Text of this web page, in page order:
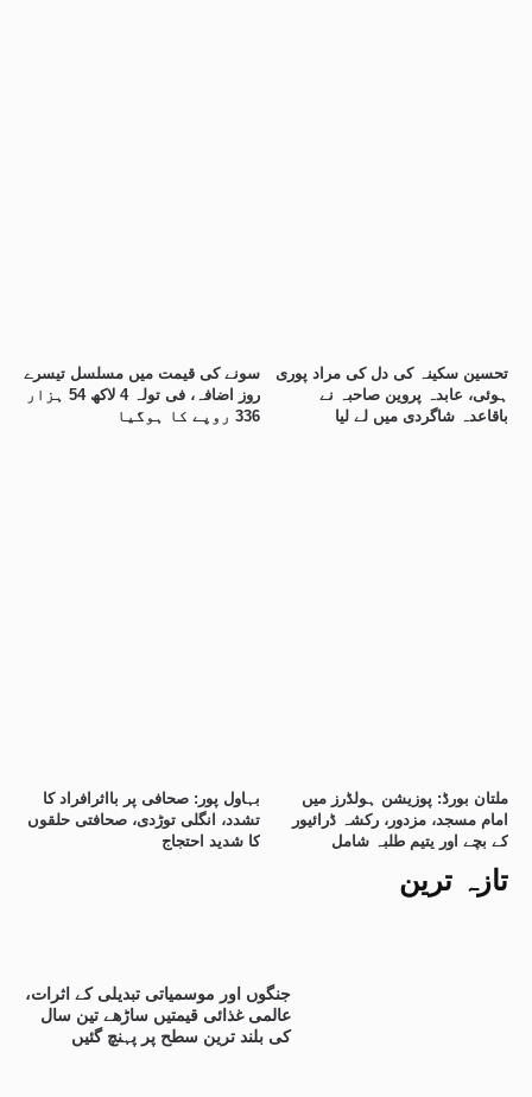
تازہ ترین
جنگوں اور موسمیاتی تبدیلی کے اثرات،
عالمی غذائی قیمتیں ساڑھے تین سال
کی بلند ترین سطح پر پہنچ گئیں
سونے کی قیمت میں مسلسل تیسرے
روز اضافہ، فی تولہ 4 لاکھ 54 ہزار
336 روپے کا ہوگیا
تحسین سکینہ کی دل کی مراد پوری
ہوئی، عابدہ پروین صاحبہ نے
باقاعدہ شاگردی میں لے لیا
بہاول پور: صحافی پر بااثرافراد کا
تشدد، انگلی توڑدی، صحافتی حلقوں
کا شدید احتجاج
ملتان بورڈ: پوزیشن ہولڈرز میں
امام مسجد، مزدور، رکشہ ڈرائیور
کے بچے اور یتیم طلبہ شامل